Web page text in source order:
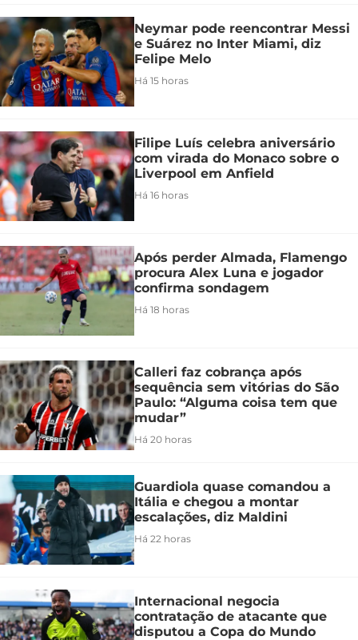
Neymar pode reencontrar Messi
e Suárez no Inter Miami, diz
Felipe Melo
Há 15 horas
Filipe Luís celebra aniversário
com virada do Monaco sobre o
Liverpool em Anfield
Há 16 horas
Após perder Almada, Flamengo
procura Alex Luna e jogador
confirma sondagem
Há 18 horas
Calleri faz cobrança após
sequência sem vitórias do São
Paulo: “Alguma coisa tem que
mudar”
Há 20 horas
Guardiola quase comandou a
Itália e chegou a montar
escalações, diz Maldini
Há 22 horas
Internacional negocia
contratação de atacante que
disputou a Copa do Mundo